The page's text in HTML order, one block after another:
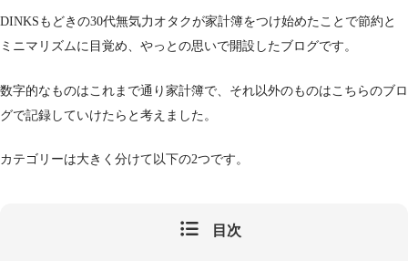
DINKSもどきの30代無気力オタクが家計簿をつけ始めたことで節約と
ミニマリズムに目覚め、やっとの思いで開設したブログです。
数字的なものはこれまで通り家計簿で、それ以外のものはこちらのブロ
グで記録していけたらと考えました。
カテゴリーは大きく分けて以下の2つです。
目次